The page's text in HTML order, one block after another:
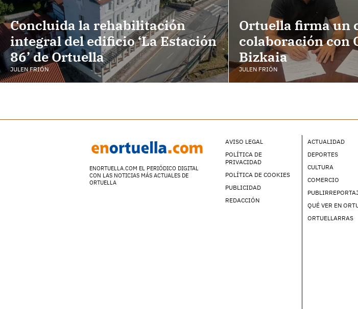
Concluida la rehabilitación
integral del edificio ‘La Estación
86’ de Ortuella
JULEN FRIÓN
Ortuella firma un
colaboración con
Bizkaia
JULEN FRIÓN
ENORTUELLA.COM EL PERIÓDICO DIGITAL
CON LAS NOTICIAS MÁS ACTUALES DE
ORTUELLA
AVISO LEGAL
POLÍTICA DE
PRIVACIDAD
POLÍTICA DE COOKIES
PUBLICIDAD
REDACCIÓN
ACTUALIDAD
DEPORTES
CULTURA
COMERCIO
QUÉ VER EN
ORTUELLARRAS